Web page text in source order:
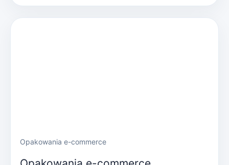
Opakowania e-commerce